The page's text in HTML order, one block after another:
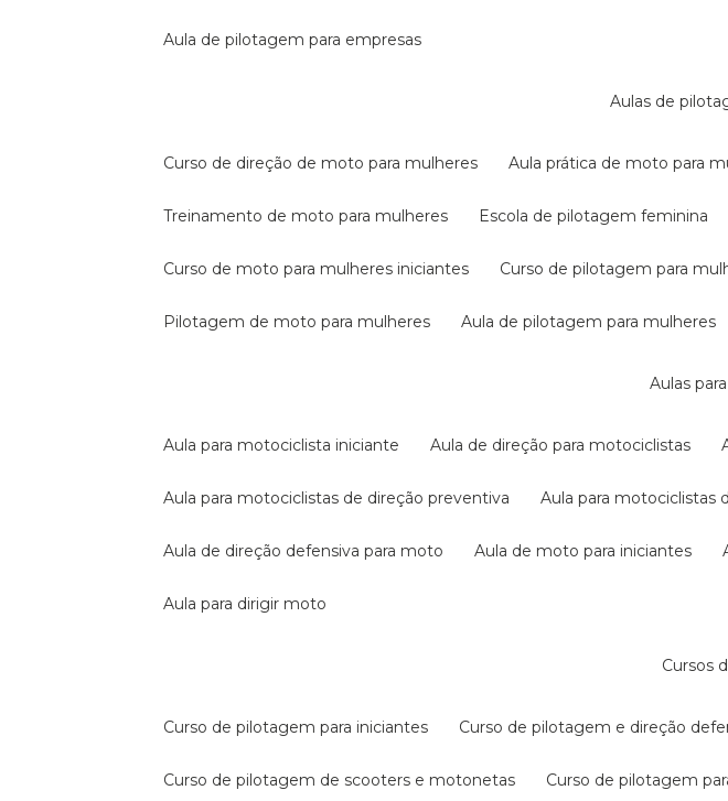
aula de pilotagem para empresas
aulas de
curso de direção de moto para mulheres aula prática de moto para
treinamento de moto para mulheres escola de pilotagem feminina
curso de moto para mulheres iniciantes curso de pilotagem para
pilotagem de moto para mulheres aula de pilotagem para mulheres
aulas
aula para motociclista iniciante aula de direção para motociclistas
aula para motociclistas de direção preventiva aula para motociclistas
aula de direção defensiva para moto aula de moto para iniciantes
aula para dirigir moto
cursos
curso de pilotagem para iniciantes curso de pilotagem e direção
curso de pilotagem de scooters e motonetas curso de pilotagem